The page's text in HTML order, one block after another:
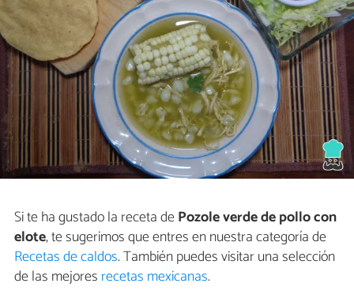
Si te ha gustado la receta dePozole verde de pollo con
elote, te sugerimos que entres en nuestra categoría de
Recetas de caldos. También puedes visitar una selección
de las mejores recetas mexicanas.